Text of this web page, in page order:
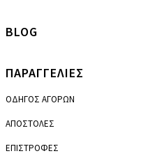
ΠΑΡΑΓΓΕΛΙΕΣ
ΟΔΗΓΟΣ ΑΓΟΡΩΝ
ΑΠΟΣΤΟΛΕΣ
ΕΠΙΣΤΡΟΦΕΣ
BLOG